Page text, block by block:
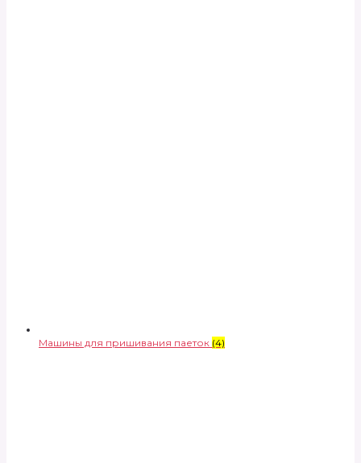
Машины для пришивания паеток (4)